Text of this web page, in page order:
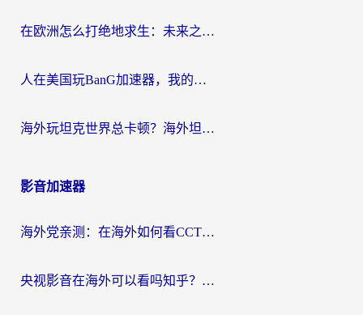
在欧洲怎么打绝地求生：未来之役不卡？留学生亲测的加速器避坑指南
人在美国玩BanG加速器，我的延迟终于绿了
海外玩坦克世界总卡顿？海外坦克世界加速器有哪些？实测好用的选择在这里
影音加速器
海外党亲测：在海外如何看CCTV？告别“仅限大陆播放”的实用指南
央视影音在海外可以看吗知乎？留学生亲测：3步解决地域限制+追剧自由